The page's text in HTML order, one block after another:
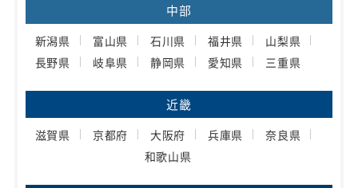
中部
新潟県 富山県 石川県 福井県
山梨県
長野県
岐阜県 静岡県 愛知県 三重県
近畿
滋賀県 京都府 大阪府 兵庫県
奈良県
和歌山県